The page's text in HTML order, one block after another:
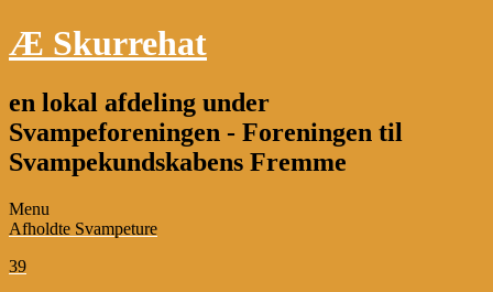
Æ Skurrehat
en lokal afdeling under
Svampeforeningen - Foreningen til
Svampekundskabens Fremme
Menu
Afholdte Svampeture
39